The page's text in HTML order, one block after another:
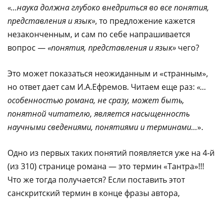
«…наука должна глубоко внедриться во все понятия,
представления и язык», то предложение кажется
незаконченным, и сам по себе напрашивается
вопрос —«понятия, представления и язык» чего?
Это может показаться неожиданным и «странным»,
но ответ дает сам И.А.Ефремов. Читаем еще раз: «…
особенностью романа, не сразу, может быть,
понятной читателю, является насыщенность
научными сведениями, понятиями и терминами…».
Одно из первых таких понятий появляется уже на 4-й
(из 310) странице романа — это термин «Тантра»!!!
Что же тогда получается? Если поставить этот
санскритский термин в конце фразы автора,